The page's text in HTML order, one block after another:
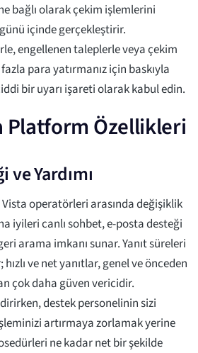
bağlı olarak çekim işlemlerini
içinde gerçekleştirir.
engellenen taleplerle veya çekim
para yatırmanız için baskıyla
bir uyarı işareti olarak kabul edin.
Platform Özellikleri
ve Yardımı
operatörleri arasında değişiklik
iyileri canlı sohbet, e-posta desteği
arama imkanı sunar. Yanıt süreleri
ve net yanıtlar, genel ve önceden
çok daha güven vericidir.
destek personelinin sizi
artırmaya zorlamak yerine
ne kadar net bir şekilde